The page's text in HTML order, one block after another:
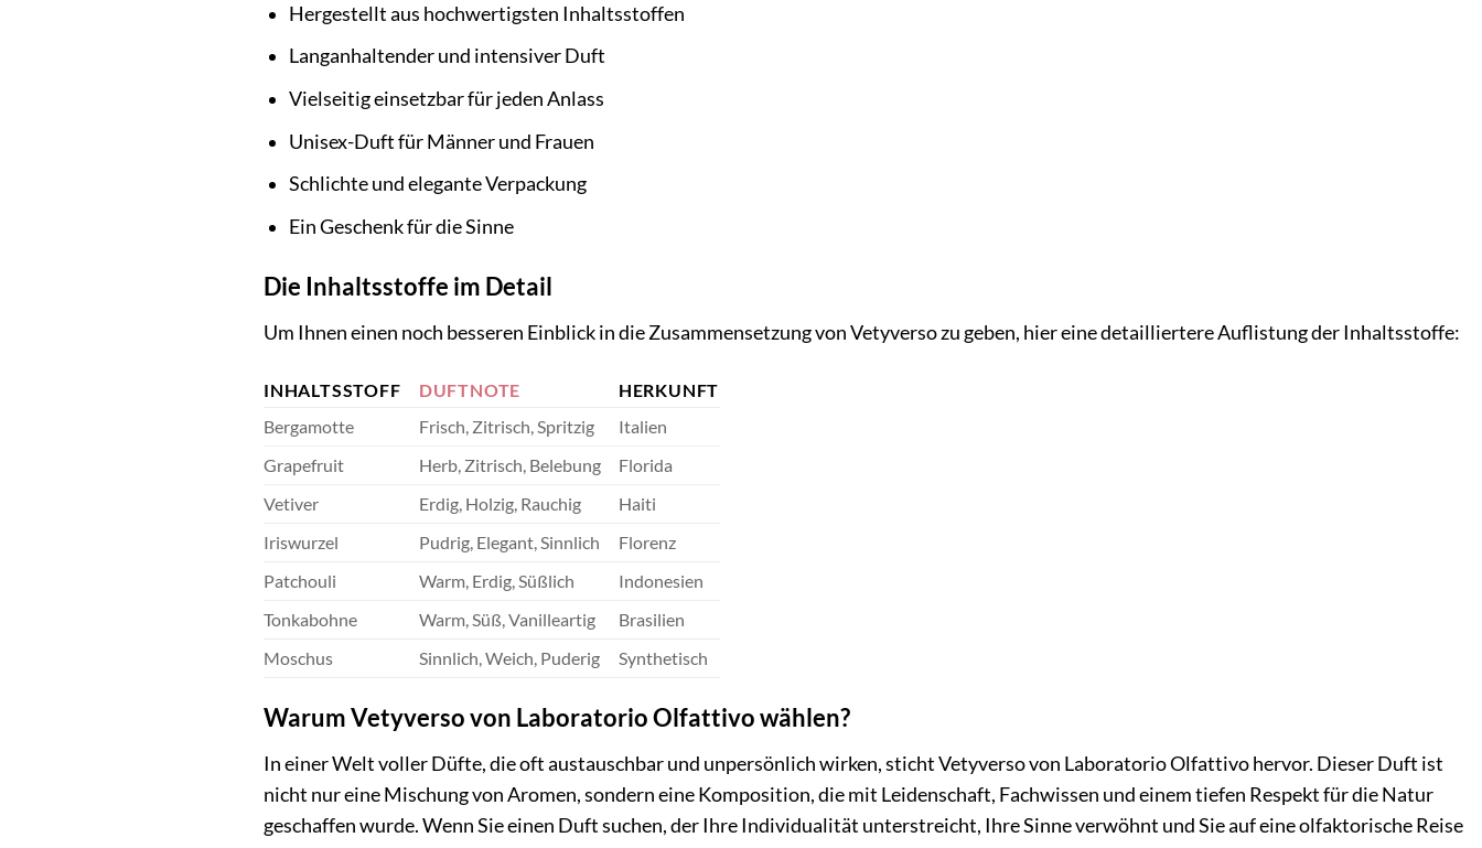
Hergestellt aus hochwertigsten Inhaltsstoffen
Langanhaltender und intensiver Duft
Vielseitig einsetzbar für jeden Anlass
Unisex-Duft für Männer und Frauen
Schlichte und elegante Verpackung
Ein Geschenk für die Sinne
Die Inhaltsstoffe im Detail
Um Ihnen einen noch besseren Einblick in die Zusammensetzung von Vetyverso zu geben, hier eine detailliertere Auflistung der Inhaltsstoffe:
INHALTSSTOFF DUFTNOTE
HERKUNFT
Bergamotte
Frisch, Zitrisch, Spritzig
Italien
Grapefruit
Herb, Zitrisch, Belebung
Florida
Vetiver
Erdig, Holzig, Rauchig
Haiti
Iriswurzel
Pudrig, Elegant, Sinnlich
Florenz
Patchouli
Warm, Erdig, Süßlich
Indonesien
Tonkabohne
Warm, Süß, Vanilleartig
Brasilien
Moschus
Sinnlich, Weich, Puderig Synthetisch
Warum Vetyverso von Laboratorio Olfattivo wählen?
In einer Welt voller Düfte, die oft austauschbar und unpersönlich wirken, sticht Vetyverso von Laboratorio Olfattivo hervor. Dieser Duft ist
nicht nur eine Mischung von Aromen, sondern eine Komposition, die mit Leidenschaft, Fachwissen und einem tiefen Respekt für die Natur
geschaffen wurde. Wenn Sie einen Duft suchen, der Ihre Individualität unterstreicht, Ihre Sinne verwöhnt und Sie auf eine olfaktorische Reise